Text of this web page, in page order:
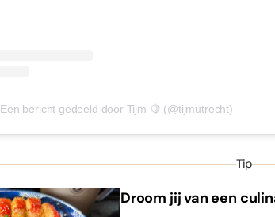
Een bericht gedeeld door Tijm 🍋 (@tijmutrecht)
Tip
Droom jij van een